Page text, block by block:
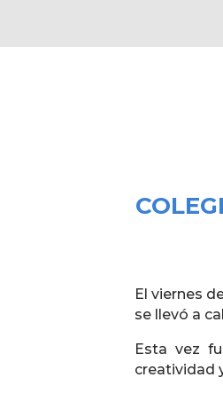
El viernes
se llevó a
Esta vez
creatividad